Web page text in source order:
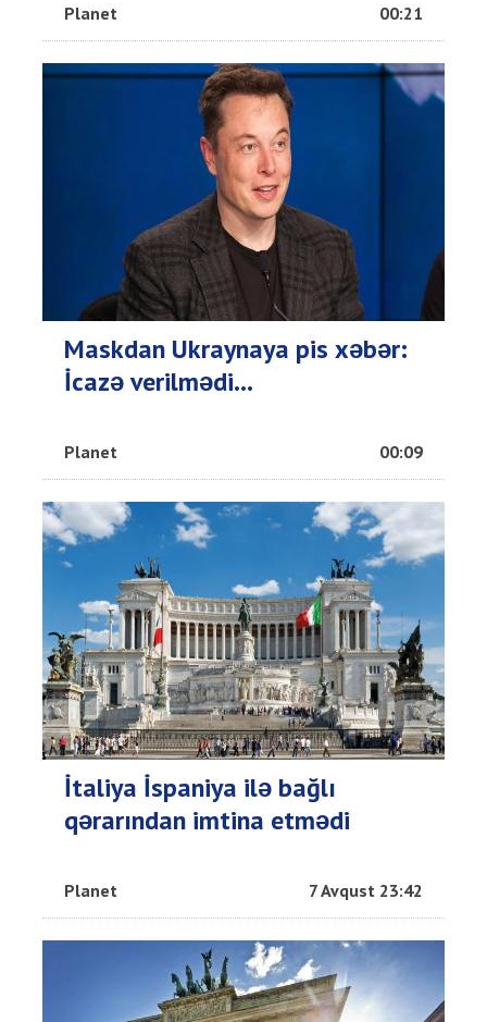
Planet 00:21
Maskdan Ukraynaya pis xəbər:
İcazə verilmədi...
Planet 00:09
İtaliya İspaniya ilə bağlı
qərarından imtina etmədi
Planet 7 Avqust 23:42